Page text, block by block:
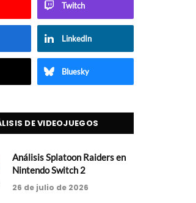
Twitch
LinkedIn
Bluesky
DE VIDEOJUEGOS
Análisis Splatoon Raiders en
Nintendo Switch 2
26 de julio de 2026